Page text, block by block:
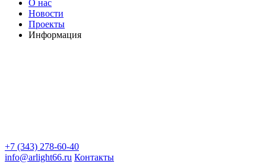
О нас
Новости
Проекты
Информация
+7 (343) 278-60-40
info@arlight66.ru Контакты